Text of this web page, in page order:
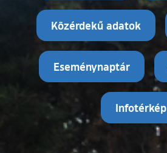
Közérdekű adatok
Eseménynaptár
Infotérkép